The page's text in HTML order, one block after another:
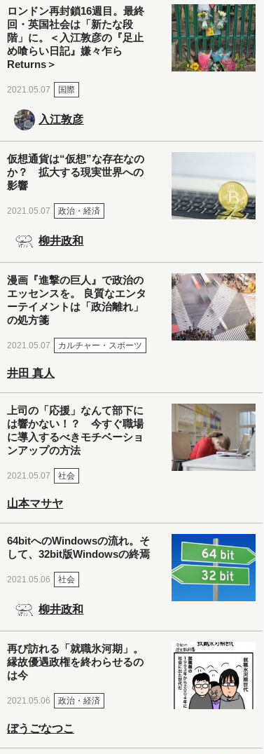
ロンドン再封鎖16週目。最終
回・英国社会は「新たな段
階」に。＜入江敦彦の『足止
め喰らい日記』嫌々乍ら
Returns＞
2021.05.07 国際
入江敦彦
仮想通貨は“仮想”な存在なの
か？ 拡大する現実世界への
影響
2021.05.07 政治・経済
柳井政和
漫画『進撃の巨人』で政治の
エッセンスを。 良質なエンタ
ーテイメントは「政治離れ」
の処方箋
2021.05.07 カルチャー・スポーツ
井田 真人
上司の「応援」なんて部下に
は響かない！？ 今すぐ職場
に導入するべきモチベーショ
ンアップの方法
2021.05.07 社会
山本マサヤ
64bitへのWindowsの流れ。そ
して、32bit版Windowsの終焉
2021.05.06 社会
柳井政和
再び訪れる「就職氷河期」。
縁故優遇政権を終わらせるの
は今
2021.05.06 政治・経済
ぼうごなつこ